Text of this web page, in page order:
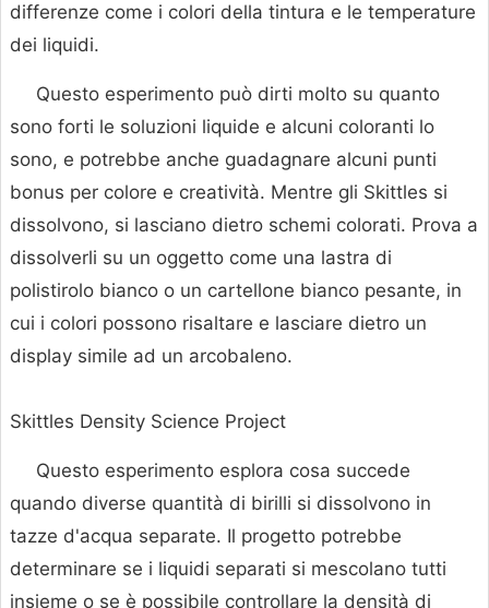
differenze come i colori della tintura e le temperature
dei liquidi.
Questo esperimento può dirti molto su quanto
sono forti le soluzioni liquide e alcuni coloranti lo
sono, e potrebbe anche guadagnare alcuni punti
bonus per colore e creatività. Mentre gli Skittles si
dissolvono, si lasciano dietro schemi colorati. Prova a
dissolverli su un oggetto come una lastra di
polistirolo bianco o un cartellone bianco pesante, in
cui i colori possono risaltare e lasciare dietro un
display simile ad un arcobaleno.
Skittles Density Science Project
Questo esperimento esplora cosa succede
quando diverse quantità di birilli si dissolvono in
tazze d'acqua separate. Il progetto potrebbe
determinare se i liquidi separati si mescolano tutti
insieme o se è possibile controllare la densità di